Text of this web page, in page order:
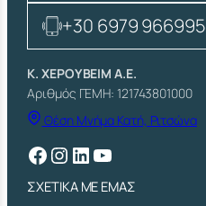
+30 6979 966995
Κ. ΧΕΡΟΥΒΕΙΜ Α.Ε.
Αριθμός ΓΕΜΗ: 121743801000
Θέση Μνήμα Κατή, Ριτσώνα
Facebook Instagram Linkedin YouTube
ΣΧΕΤΙΚΑ ΜΕ ΕΜΑΣ